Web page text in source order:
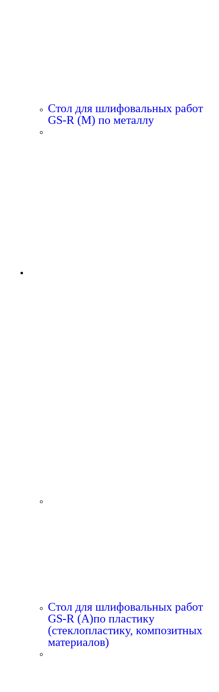
Стол для шлифовальных работ
GS-R (M) по металлу
Стол для шлифовальных работ
GS-R (A)по пластику
(стеклопластику, композитных
материалов)